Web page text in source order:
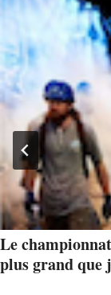
Le
plus grand que